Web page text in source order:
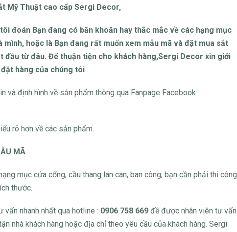
Mỹ Thuật cao cấp Sergi Decor,
đoán Bạn đang có băn khoăn hay thắc mắc về các hạng mục
hoặc là Bạn đang rất muốn xem mẫu mã và đặt mua sắt
đầu từ đâu. Để thuận tiện cho khách hàng,Sergi Decor xin giới
hàng của chúng tôi
và định hình về sản phẩm thông qua Fanpage Facebook
rõ hơn về các sản phẩm.
MÃ
mục cửa cổng, cầu thang lan can, ban công, bạn cần phải thi công
thước.
vấn nhanh nhất qua hotline : 0906 758 669 đề được nhân viên tư vấn
nhà khách hàng hoặc địa chỉ theo yêu cầu của khách hàng. Sergi